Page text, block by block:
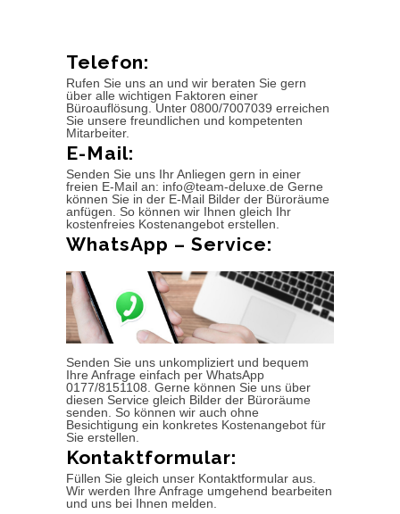
Telefon:
Rufen Sie uns an und wir beraten Sie gern
über alle wichtigen Faktoren einer
Büroauflösung. Unter 0800/7007039 erreichen
Sie unsere freundlichen und kompetenten
Mitarbeiter.
E-Mail:
Senden Sie uns Ihr Anliegen gern in einer
freien E-Mail an: info@team-deluxe.de Gerne
können Sie in der E-Mail Bilder der Büroräume
anfügen. So können wir Ihnen gleich Ihr
kostenfreies Kostenangebot erstellen.
WhatsApp – Service:
Senden Sie uns unkompliziert und bequem
Ihre Anfrage einfach per WhatsApp
0177/8151108. Gerne können Sie uns über
diesen Service gleich Bilder der Büroräume
senden. So können wir auch ohne
Besichtigung ein konkretes Kostenangebot für
Sie erstellen.
Kontaktformular:
Füllen Sie gleich unser Kontaktformular aus.
Wir werden Ihre Anfrage umgehend bearbeiten
und uns bei Ihnen melden.